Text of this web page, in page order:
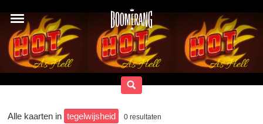
Alle kaarten in tegelwijsheid 0 resultaten